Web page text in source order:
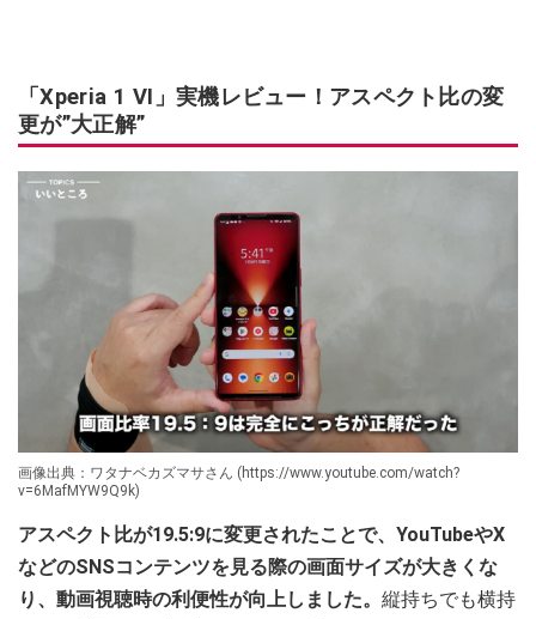
「Xperia 1 VI」実機レビュー！アスペクト比の変
更が”大正解”
画像出典：ワタナベカズマサさん (https://www.youtube.com/watch?
v=6MafMYW9Q9k)
アスペクト比が19.5:9に変更されたことで、YouTubeやX
などのSNSコンテンツを見る際の画面サイズが大きくな
り、動画視聴時の利便性が向上しました。 縦持ちでも横持